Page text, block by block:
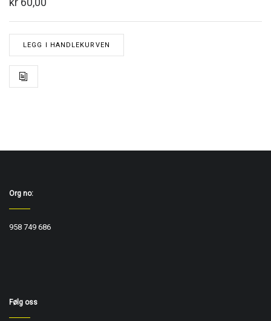
LEGG I HANDLEKURVEN
Org no:
958 749 686
Følg oss